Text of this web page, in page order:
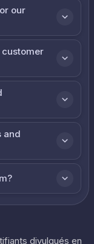
our
customer
and
divulgués en